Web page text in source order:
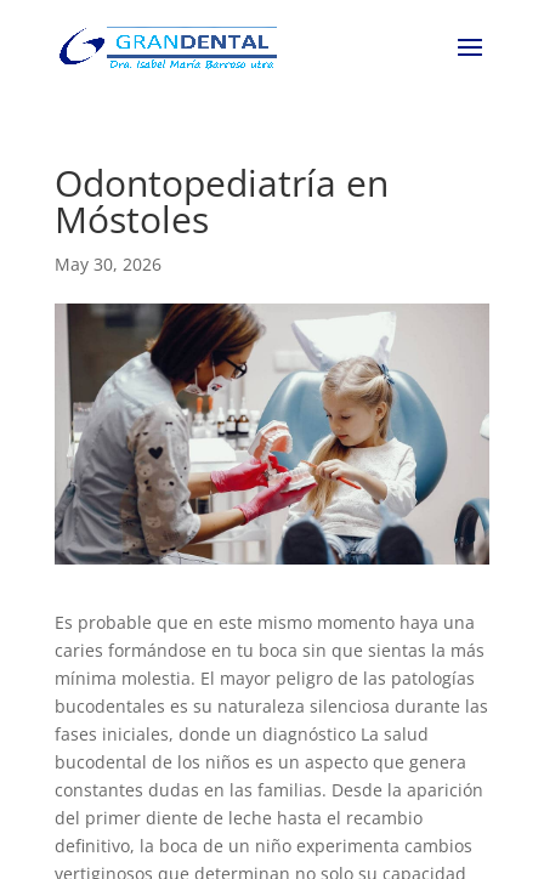
Odontopediatría en
Móstoles
May 30, 2026
Es probable que en este mismo momento haya una
caries formándose en tu boca sin que sientas la más
mínima molestia. El mayor peligro de las patologías
bucodentales es su naturaleza silenciosa durante las
fases iniciales, donde un diagnóstico La salud
bucodental de los niños es un aspecto que genera
constantes dudas en las familias. Desde la aparición
del primer diente de leche hasta el recambio
definitivo, la boca de un niño experimenta cambios
vertiginosos que determinan no solo su capacidad